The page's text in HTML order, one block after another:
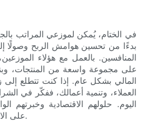
في الختام، يُمكن لموزعي المراتب
بدءًا من تحسين هوامش الربح وصولًا
المنافسين. بالعمل مع هؤلاء
على مجموعة واسعة من المنتجات،
المالي بشكل عام. إذا كنت تتطلع إلى
العملاء، وتنمية أعمالك، ففكّر في
اليوم. حلولهم الاقتصادية وخبرتهم
على الارتقاء بأعمالك إلى مستوى أعلى.